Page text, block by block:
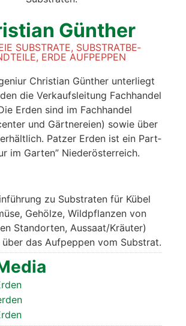
Gün­ther
SUB­STRA­TE, SUB­STRAT­BE­
ERDE AUF­PEP­PEN
Chris­ti­an Gün­ther unter­liegt
die Ver­kaufs­lei­tung Fach­han­del
Erden sind im Fach­han­del
und Gärt­ne­rei­en) sowie über
Pat­zer Erden ist ein Part­
im Gar­ten” Nie­der­ös­ter­reich.
zu Sub­stra­ten für Kübel
Gehöl­ze, Wild­pflan­zen von
Stand­or­ten, Aussaat/Kräuter)
das Auf­pep­pen vom Sub­strat.